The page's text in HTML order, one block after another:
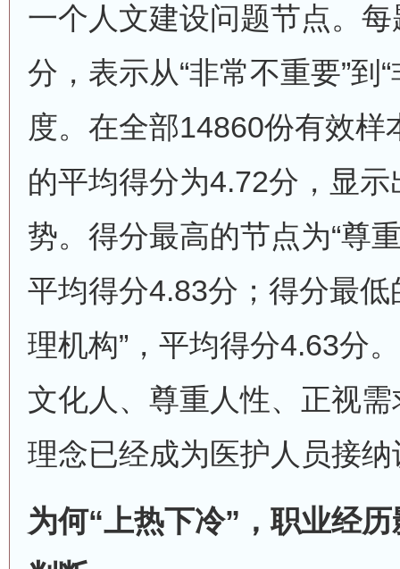
一个人文建设问题节点。
分，表示从“非常不重要”到
度。在全部14860份有效样
的平均得分为4.72分，显
势。得分最高的节点为“尊
平均得分4.83分；得分最低
理机构”，平均得分4.63分
文化人、尊重人性、正视
理念已经成为医护人员接
为何“上热下冷”，职业经